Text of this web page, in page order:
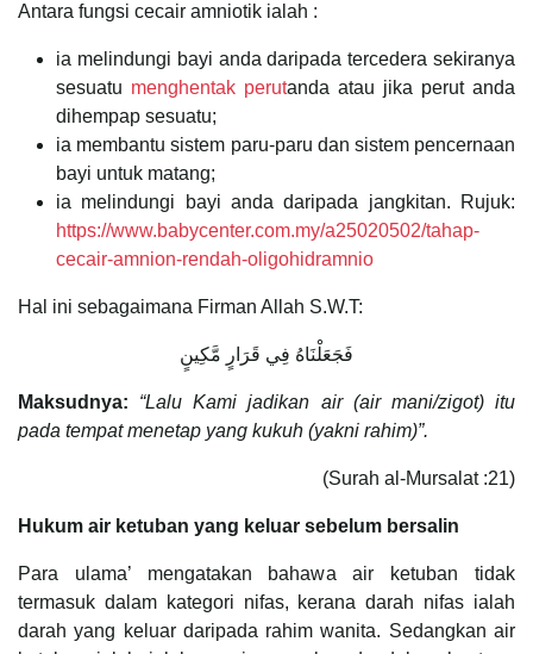
Antara fungsi cecair amniotik ialah :
ia melindungi bayi anda daripada tercedera sekiranya
sesuatu menghentak perutanda atau jika perut anda
dihempap sesuatu;
ia membantu sistem paru-paru dan sistem pencernaan
bayi untuk matang;
ia melindungi bayi anda daripada jangkitan. Rujuk:
https://www.babycenter.com.my/a25020502/tahap-
cecair-amnion-rendah-oligohidramnio
Hal ini sebagaimana Firman Allah S.W.T:
فَجَعَلْنَاهُ فِي قَرَارٍ مَّكِينٍ
Maksudnya: “Lalu Kami jadikan air (air mani/zigot) itu
pada tempat menetap yang kukuh (yakni rahim)”.
(Surah al-Mursalat :21)
Hukum air ketuban yang keluar sebelum bersalin
Para ulama’ mengatakan bahawa air ketuban tidak
termasuk dalam kategori nifas, kerana darah nifas ialah
darah yang keluar daripada rahim wanita. Sedangkan air